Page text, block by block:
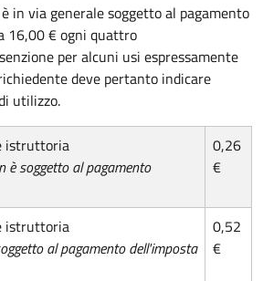
in via generale soggetto al pagamento
16,00 € ogni quattro
per alcuni usi espressamente
deve pertanto indicare
utilizzo.
istruttoria
è soggetto al pagamento
0,26
€
istruttoria
al pagamento dell'imposta
0,52
€